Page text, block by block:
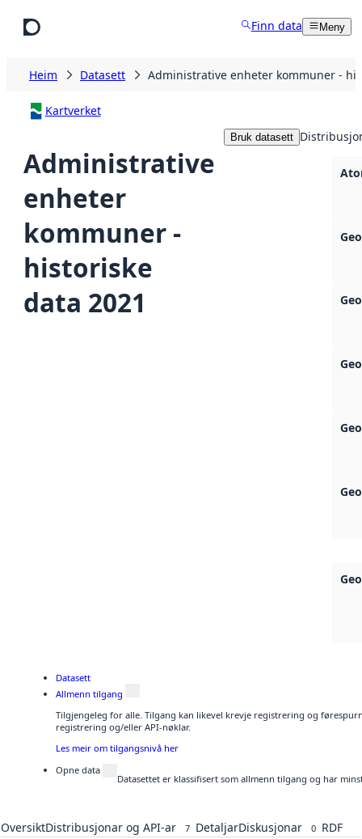
Finn data Meny
Heim Datasett Administrative enheter kommuner -
Kartverket
Administrative
enheter
kommuner -
historiske
data 2021
Bruk datasett
Datasett
Allmenn tilgang
Tilgjengeleg for alle. Tilgang kan likevel krevje registrering og
registrering og/eller API-nøklar.
Les meir om tilgangsnivå her
Opne data
Datasettet er klassifisert som allmenn tilgang og har
OversiktDistribusjonar og API-ar 7 DetaljarDiskusjonar 0 RDF